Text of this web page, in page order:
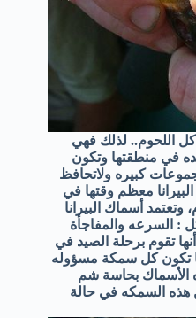
اللحوم.. لذلك فهي
في منطقتها وتكون
كبيره ولاتحافظ
معظم وقتها في
أسماك البيرانا
: السرعه والمفاجأة
تقوم برحلة الصيد في
تكون كل سمكة مسؤوله
الأسماك بحاسة شم
هذه السمكه في حالة